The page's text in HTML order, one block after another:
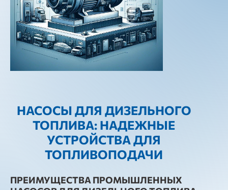
НАСОСЫ ДЛЯ ДИЗЕЛЬНОГО
ТОПЛИВА: НАДЕЖНЫЕ
УСТРОЙСТВА ДЛЯ
ТОПЛИВОПОДАЧИ
ПРЕИМУЩЕСТВА ПРОМЫШЛЕННЫХ